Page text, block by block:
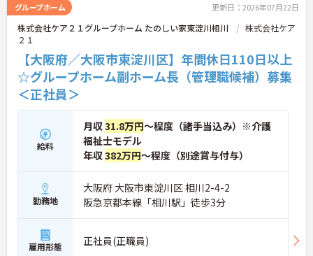
グループホーム 更新日：2026年07月22日
株式会社ケア２１グループホーム たのしい家東淀川相川
株式会社ケア
２１
【大阪府／大阪市東淀川区】年間休日110日以上
☆グループホーム副ホーム長（管理職候補）募集
＜正社員＞
給料
月収31.8万円～程度（諸手当込み）※介護
福祉士モデル
年収382万円～程度（別途賞与付与）
勤務地
大阪府 大阪市東淀川区 相川2-4-2
阪急京都本線「相川駅」徒歩3分
雇用形態 正社員(正職員)